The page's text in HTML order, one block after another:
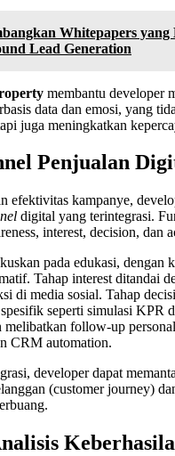
Whitepapers yang
Lead Generation
membantu developer
data dan emosi, yang
juga meningkatkan
Penjualan
efektivitas kampanye,
digital yang terintegrasi.
interest, decision, dan
pada edukasi, dengan
Tahap interest ditandai
di media sosial. Tahap
seperti simulasi KPR
melibatkan follow-up
CRM automation.
developer dapat
(customer journey)